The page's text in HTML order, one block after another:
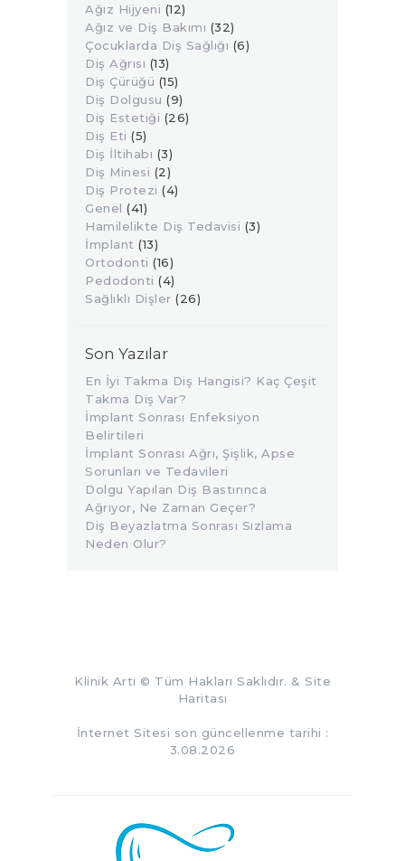
Ağız Hijyeni (12)
Ağız ve Diş Bakımı (32)
Çocuklarda Diş Sağlığı (6)
Diş Ağrısı (13)
Diş Çürüğü (15)
Diş Dolgusu (9)
Diş Estetiği (26)
Diş Eti (5)
Diş İltihabı (3)
Diş Minesi (2)
Diş Protezi (4)
Genel (41)
Hamilelikte Diş Tedavisi (3)
İmplant (13)
Ortodonti (16)
Pedodonti (4)
Sağlıklı Dişler (26)
Son Yazılar
En İyi Takma Diş Hangisi? Kaç Çeşit
Takma Diş Var?
İmplant Sonrası Enfeksiyon
Belirtileri
İmplant Sonrası Ağrı, Şişlik, Apse
Sorunları ve Tedavileri
Dolgu Yapılan Diş Bastırınca
Ağrıyor, Ne Zaman Geçer?
Diş Beyazlatma Sonrası Sızlama
Neden Olur?
Klinik Artı © Tüm Hakları Saklıdır. & Site
Haritası
İnternet Sitesi son güncellenme tarihi :
3.08.2026